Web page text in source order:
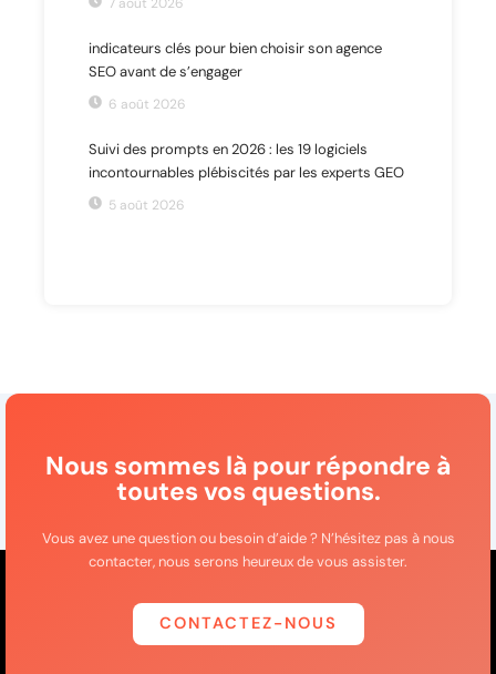
indicateurs clés pour bien choisir son agence
SEO avant de s’engager
6 août 2026
Suivi des prompts en 2026 : les 19 logiciels
incontournables plébiscités par les experts GEO
5 août 2026
Nous sommes là pour répondre à
toutes vos questions.
Vous avez une question ou besoin d’aide ? N’hésitez pas à nous
contacter, nous serons heureux de vous assister.
CONTACTEZ-NOUS